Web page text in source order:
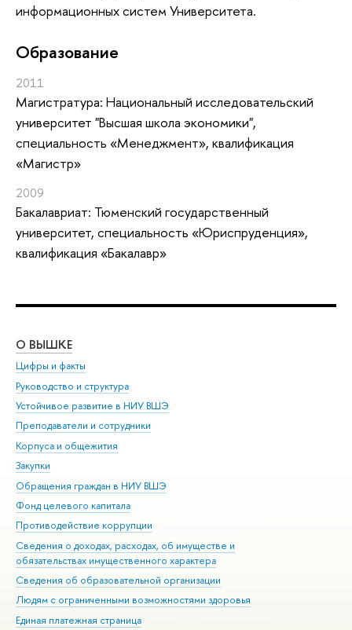
информационных систем Университета.
Oбразование
2011
Магистратура: Национальный исследовательский
университет "Высшая школа экономики",
специальность «Менеджмент», квалификация
«Магистр»
2009
Бакалавриат: Тюменский государственный
университет, специальность «Юриспруденция»,
квалификация «Бакалавр»
О ВЫШКЕ
Цифры и факты
Руководство и структура
Устойчивое развитие в НИУ ВШЭ
Преподаватели и сотрудники
Корпуса и общежития
Закупки
Обращения граждан в НИУ ВШЭ
Фонд целевого капитала
Противодействие коррупции
Сведения о доходах, расходах, об имуществе и
обязательствах имущественного характера
Сведения об образовательной организации
Людям с ограниченными возможностями здоровья
Единая платежная страница